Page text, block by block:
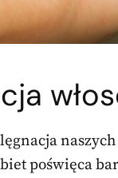
poświęca